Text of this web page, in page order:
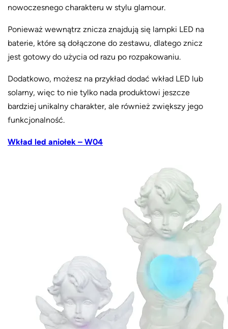
nowoczesnego charakteru w stylu glamour.
Ponieważ wewnątrz znicza znajdują się lampki LED na
baterie, które są dołączone do zestawu, dlatego znicz
jest gotowy do użycia od razu po rozpakowaniu.
Dodatkowo, możesz na przykład dodać wkład LED lub
solarny, więc to nie tylko nada produktowi jeszcze
bardziej unikalny charakter, ale również zwiększy jego
funkcjonalność.
Wkład led aniołek – W04